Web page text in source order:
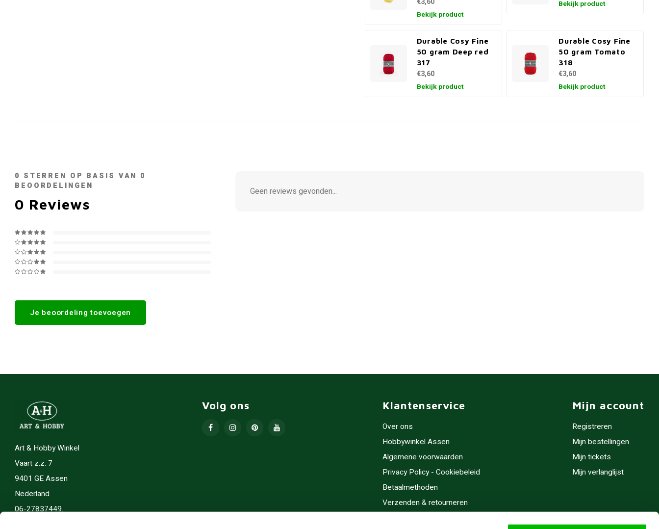
Bekijk product
Bekijk product
Durable Cosy Fine
50 gram Deep red
317
€3,60
Bekijk product
Durable Cosy Fine
50 gram Tomato
318
€3,60
Bekijk product
0 STERREN OP BASIS VAN 0
BEOORDELINGEN
0 Reviews
Je beoordeling toevoegen
Geen reviews gevonden...
Art & Hobby Winkel
Vaart z.z. 7
9401 GE Assen
Nederland
06-27837449.
Volg ons Klantenservice
Over ons
Hobbywinkel Assen
Algemene voorwaarden
Privacy Policy - Cookiebeleid
Betaalmethoden
Verzenden & retourneren
Mijn account
Registreren
Mijn bestellingen
Mijn tickets
Mijn verlanglijst